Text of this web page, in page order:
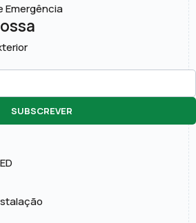
Emergência
SUBSCREVER